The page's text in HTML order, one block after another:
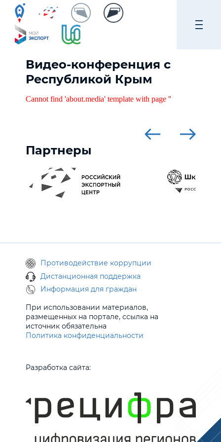
Видео-конференция с
Республикой Крым
Cannot find 'about.media' template with page ''
Партнеры
Противодействие коррупции
Дистанционная поддержка
Информация для граждан
При использовании материалов,
размещенных на портале, ссылка на
источник обязательна
Политика конфиденциальности
Разработка сайта: